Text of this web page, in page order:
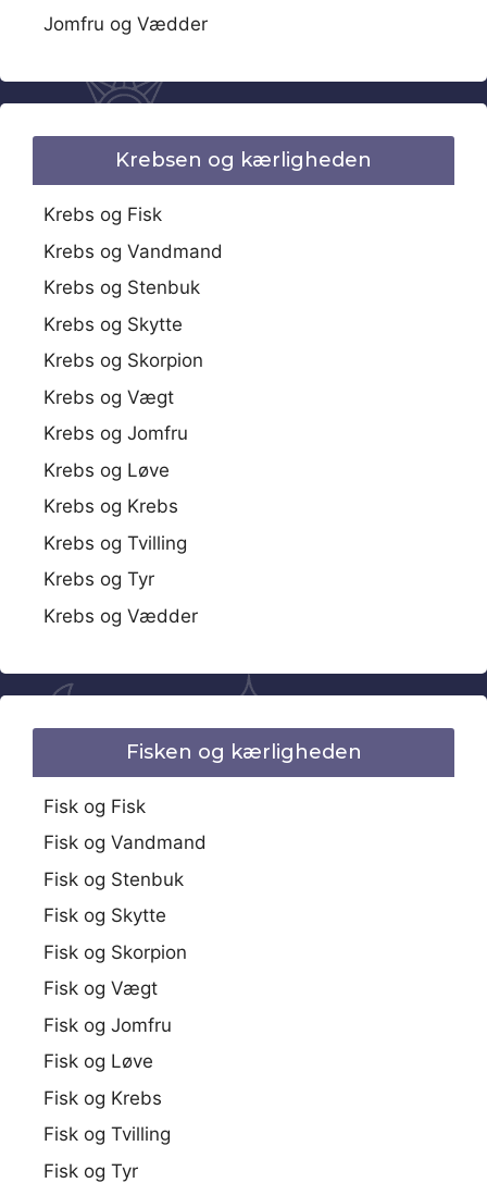
Jomfru og Vædder
Krebsen og kærligheden
Krebs og Fisk
Krebs og Vandmand
Krebs og Stenbuk
Krebs og Skytte
Krebs og Skorpion
Krebs og Vægt
Krebs og Jomfru
Krebs og Løve
Krebs og Krebs
Krebs og Tvilling
Krebs og Tyr
Krebs og Vædder
Fisken og kærligheden
Fisk og Fisk
Fisk og Vandmand
Fisk og Stenbuk
Fisk og Skytte
Fisk og Skorpion
Fisk og Vægt
Fisk og Jomfru
Fisk og Løve
Fisk og Krebs
Fisk og Tvilling
Fisk og Tyr